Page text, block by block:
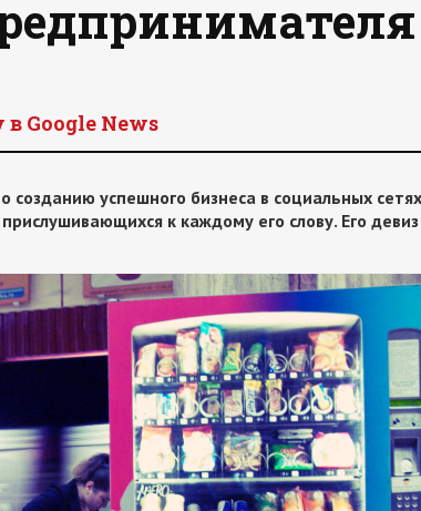
Google News
успешного бизнеса в социальных
к каждому его слову. Его